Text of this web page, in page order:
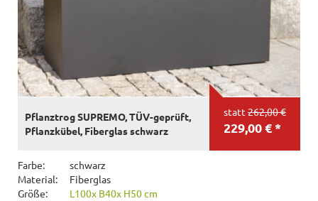
statt 262,00 €
229,00 € *
Pflanztrog SUPREMO, TÜV-geprüft,
Pflanzkübel, Fiberglas schwarz
Farbe:
schwarz
Material:
Fiberglas
Größe:
L100x B40x H50 cm